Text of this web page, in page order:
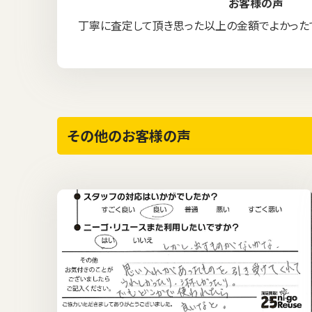
丁寧に査定して頂き思った以上の金額でよかった
その他のお客様の声